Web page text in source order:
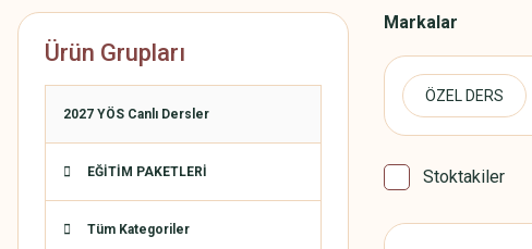
Ürün Grupları
2027 YÖS Canlı Dersler
EĞİTİM PAKETLERİ
Tüm Kategoriler
Markalar
ÖZEL DERS
Stoktakiler